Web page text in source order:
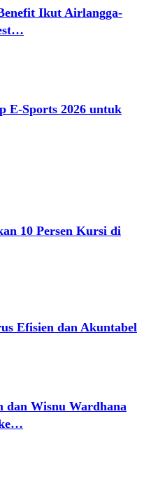
Ikut Airlangga-
E-Sports 2026 untuk
10 Persen Kursi di
Efisien dan Akuntabel
Wisnu Wardhana